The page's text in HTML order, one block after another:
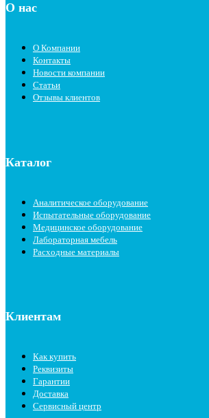
О нас
О Компании
Контакты
Новости компании
Статьи
Отзывы клиентов
Каталог
Аналитическое оборудование
Испытательные оборудование
Медицинское оборудование
Лабораторная мебель
Расходные материалы
Клиентам
Как купить
Реквизиты
Гарантии
Доставка
Сервисный центр